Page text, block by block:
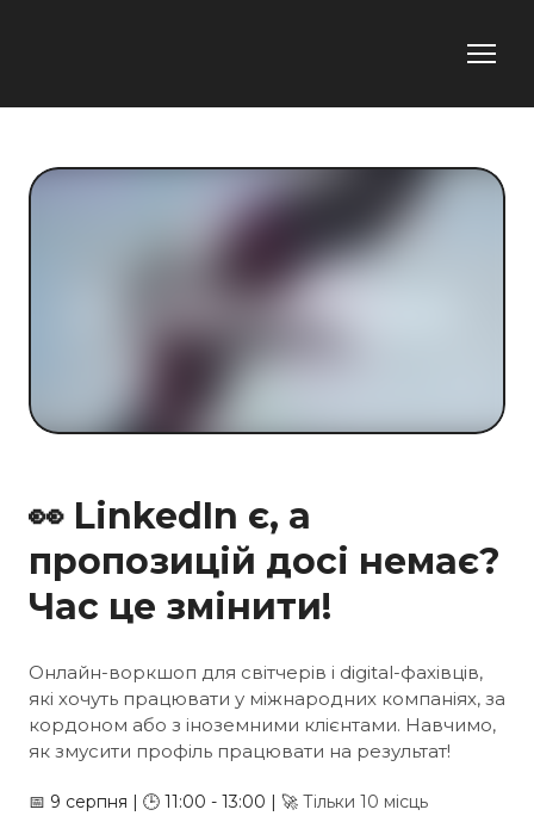
👀 LinkedIn є, а
пропозицій досі немає?
Час це змінити!
Онлайн-воркшоп для світчерів і digital-фахівців,
які хочуть працювати у міжнародних компаніях, за
кордоном або з іноземними клієнтами. Навчимо,
як змусити профіль працювати на результат!
📅 9 серпня | 🕒 11:00 - 13:00 | 🚀 Тільки 10 місць